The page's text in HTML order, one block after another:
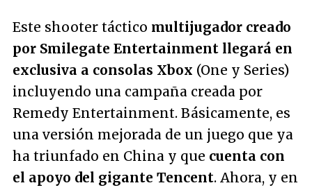
Este shooter táctico multijugador creado
por Smilegate Entertainment llegará en
exclusiva a consolas Xbox (One y Series)
incluyendo una campaña creada por
Remedy Entertainment. Básicamente, es
una versión mejorada de un juego que ya
ha triunfado en China y que cuenta con
el apoyo del gigante Tencent. Ahora, y en